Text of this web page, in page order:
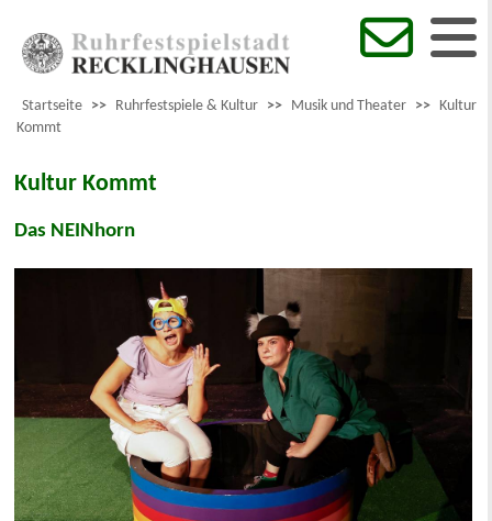
Startseite >> Ruhrfestspiele & Kultur >> Musik und Theater >> Kultur
Kommt
Kultur Kommt
Das NEINhorn